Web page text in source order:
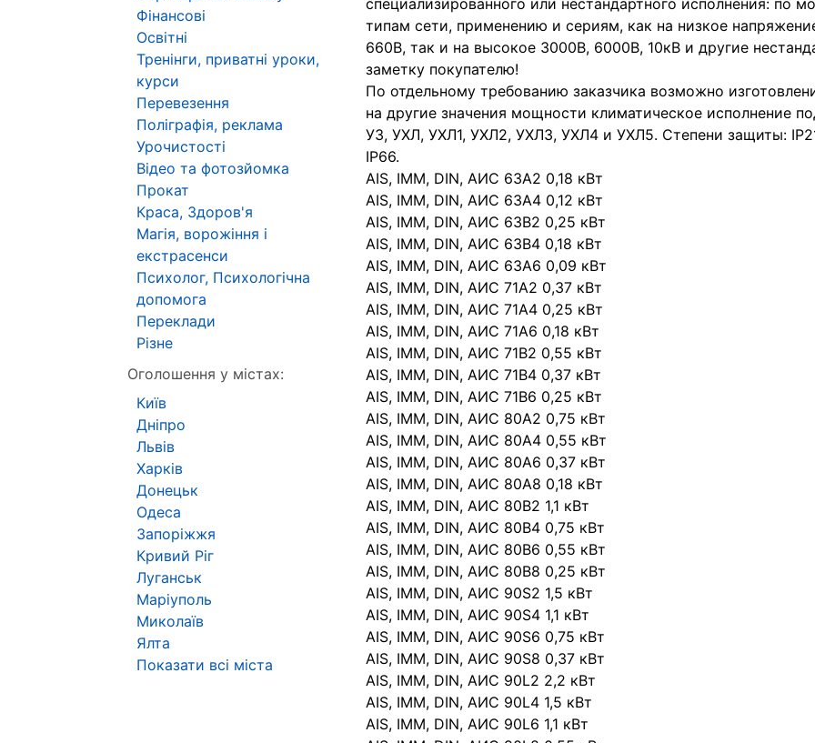
специализированного или нестандартного исполнения: по
типам сети, применению и сериям, как на низкое
660В, так и на высокое 3000В, 6000В, 10кВ и другие
заметку покупателю!
По отдельному требованию заказчика возможно
на другие значения мощности климатическое исполнение
У3, УХЛ, УХЛ1, УХЛ2, УХЛ3, УХЛ4 и УХЛ5. Степени защиты:
IP66.
AIS, IMM, DIN, АИС 63А2 0,18 кВт
AIS, IMM, DIN, АИС 63А4 0,12 кВт
AIS, IMM, DIN, АИС 63В2 0,25 кВт
AIS, IMM, DIN, АИС 63В4 0,18 кВт
AIS, IMM, DIN, АИС 63А6 0,09 кВт
AIS, IMM, DIN, АИС 71А2 0,37 кВт
AIS, IMM, DIN, АИС 71А4 0,25 кВт
AIS, IMM, DIN, АИС 71А6 0,18 кВт
AIS, IMM, DIN, АИС 71В2 0,55 кВт
AIS, IMM, DIN, АИС 71В4 0,37 кВт
AIS, IMM, DIN, АИС 71В6 0,25 кВт
AIS, IMM, DIN, АИС 80А2 0,75 кВт
AIS, IMM, DIN, АИС 80А4 0,55 кВт
AIS, IMM, DIN, АИС 80А6 0,37 кВт
AIS, IMM, DIN, АИС 80А8 0,18 кВт
AIS, IMM, DIN, АИС 80В2 1,1 кВт
AIS, IMM, DIN, АИС 80В4 0,75 кВт
AIS, IMM, DIN, АИС 80В6 0,55 кВт
AIS, IMM, DIN, АИС 80В8 0,25 кВт
AIS, IMM, DIN, АИС 90S2 1,5 кВт
AIS, IMM, DIN, АИС 90S4 1,1 кВт
AIS, IMM, DIN, АИС 90S6 0,75 кВт
AIS, IMM, DIN, АИС 90S8 0,37 кВт
AIS, IMM, DIN, АИС 90L2 2,2 кВт
AIS, IMM, DIN, АИС 90L4 1,5 кВт
AIS, IMM, DIN, АИС 90L6 1,1 кВт
Фінансові
Освітні
Тренінги, приватні уроки,
курси
Перевезення
Поліграфія, реклама
Урочистості
Відео та фотозйомка
Прокат
Краса, Здоров'я
Магія, ворожіння і
екстрасенси
Психолог, Психологічна
допомога
Переклади
Різне
Оголошення у містах:
Київ
Дніпро
Львів
Харків
Донецьк
Одеса
Запоріжжя
Кривий Ріг
Луганськ
Маріуполь
Миколаїв
Ялта
Показати всі міста